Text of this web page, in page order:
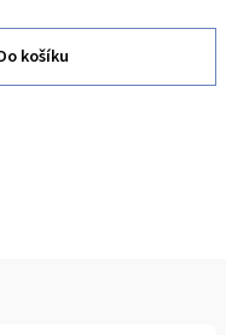
košíku